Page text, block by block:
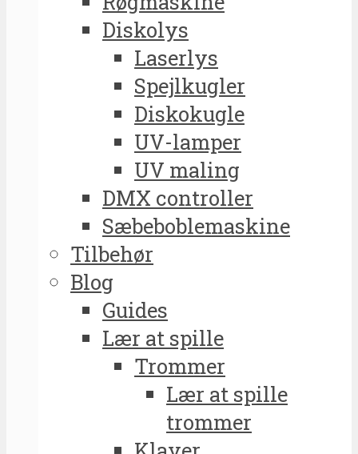
Diskolys
Laserlys
Spejlkugler
Diskokugle
UV-lamper
UV maling
DMX controller
Sæbeboblemaskine
Tilbehør
Blog
Guides
Lær at spille
Trommer
Lær at spille
trommer